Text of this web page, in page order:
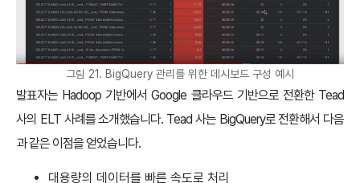
그림 21. BigQuery 관리를 위한 데시보드 구성 예시
발표자는 Hadoop 기반에서 Google 클라우드 기반으로 전환한 Tead
사의 ELT 사례를 소개했습니다. Tead 사는 BigQuery로 전환해서 다음
과 같은 이점을 얻었습니다.
대용량의 데이터를 빠른 속도로 처리